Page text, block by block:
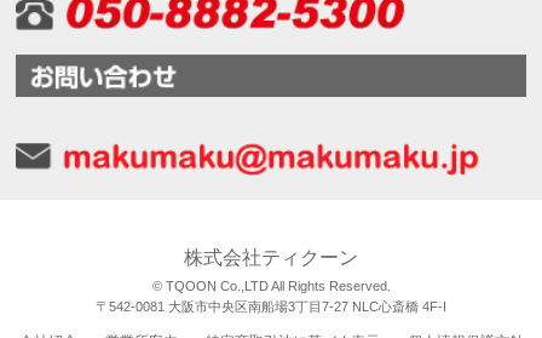
株式会社ティクーン
© TQOON Co.,LTD All Rights Reserved.
〒542-0081 大阪市中央区南船場3丁目7-27 NLC心斎橋 4F-I